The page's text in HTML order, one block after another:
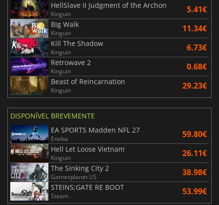
HellSlave II Judgment of the Archon
Kinguin 5.41€
Big Walk
Kinguin 11.34€
Kill The Shadow
Kinguin 6.73€
Retrowave 2
Kinguin 0.68€
Beast of Reincarnation
Kinguin 29.23€
DISPONÍVEL BREVEMENTE
EA SPORTS Madden NFL 27
Eneba 59.80€
Hell Let Loose Vietnam
Kinguin 26.11€
The Sinking City 2
Gamesplanet US 38.98€
STEINS;GATE RE BOOT
Steam 53.99€